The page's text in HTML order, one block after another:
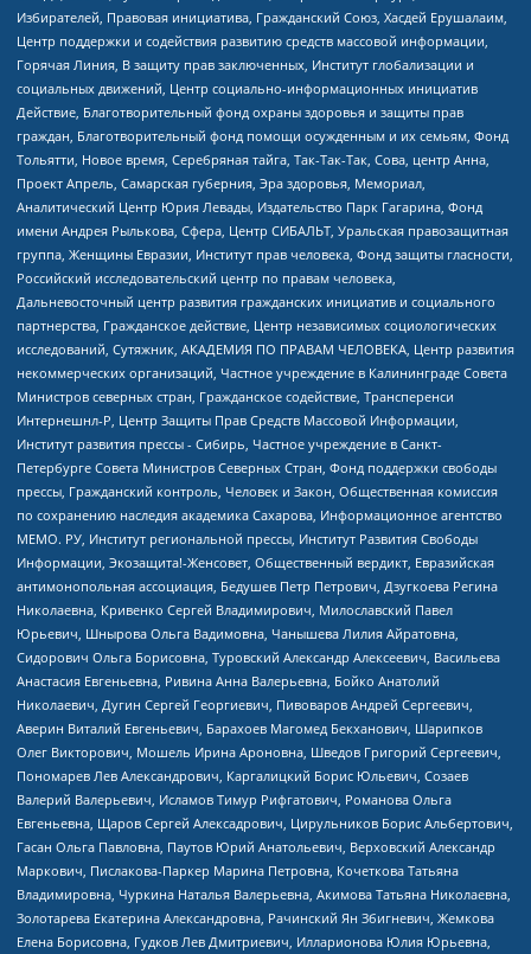
Избирателей, Правовая инициатива, Гражданский Союз, Хасдей Ерушалаим,
Центр поддержки и содействия развитию средств массовой информации,
Горячая Линия, В защиту прав заключенных, Институт глобализации и
социальных движений, Центр социально-информационных инициатив
Действие, Благотворительный фонд охраны здоровья и защиты прав
граждан, Благотворительный фонд помощи осужденным и их семьям, Фонд
Тольятти, Новое время, Серебряная тайга, Так-Так-Так, Сова, центр Анна,
Проект Апрель, Самарская губерния, Эра здоровья, Мемориал,
Аналитический Центр Юрия Левады, Издательство Парк Гагарина, Фонд
имени Андрея Рылькова, Сфера, Центр СИБАЛЬТ, Уральская правозащитная
группа, Женщины Евразии, Институт прав человека, Фонд защиты гласности,
Российский исследовательский центр по правам человека,
Дальневосточный центр развития гражданских инициатив и социального
партнерства, Гражданское действие, Центр независимых социологических
исследований, Сутяжник, АКАДЕМИЯ ПО ПРАВАМ ЧЕЛОВЕКА, Центр развития
некоммерческих организаций, Частное учреждение в Калининграде Совета
Министров северных стран, Гражданское содействие, Трансперенси
Интернешнл-Р, Центр Защиты Прав Средств Массовой Информации,
Институт развития прессы - Сибирь, Частное учреждение в Санкт-
Петербурге Совета Министров Северных Стран, Фонд поддержки свободы
прессы, Гражданский контроль, Человек и Закон, Общественная комиссия
по сохранению наследия академика Сахарова, Информационное агентство
МЕМО. РУ, Институт региональной прессы, Институт Развития Свободы
Информации, Экозащита!-Женсовет, Общественный вердикт, Евразийская
антимонопольная ассоциация, Бедушев Петр Петрович, Дзугкоева Регина
Николаевна, Кривенко Сергей Владимирович, Милославский Павел
Юрьевич, Шнырова Ольга Вадимовна, Чанышева Лилия Айратовна,
Сидорович Ольга Борисовна, Туровский Александр Алексеевич, Васильева
Анастасия Евгеньевна, Ривина Анна Валерьевна, Бойко Анатолий
Николаевич, Дугин Сергей Георгиевич, Пивоваров Андрей Сергеевич,
Аверин Виталий Евгеньевич, Барахоев Магомед Бекханович, Шарипков
Олег Викторович, Мошель Ирина Ароновна, Шведов Григорий Сергеевич,
Пономарев Лев Александрович, Каргалицкий Борис Юльевич, Созаев
Валерий Валерьевич, Исламов Тимур Рифгатович, Романова Ольга
Евгеньевна, Щаров Сергей Алексадрович, Цирульников Борис Альбертович,
Гасан Ольга Павловна, Паутов Юрий Анатольевич, Верховский Александр
Маркович, Пислакова-Паркер Марина Петровна, Кочеткова Татьяна
Владимировна, Чуркина Наталья Валерьевна, Акимова Татьяна Николаевна,
Золотарева Екатерина Александровна, Рачинский Ян Збигневич, Жемкова
Елена Борисовна, Гудков Лев Дмитриевич, Илларионова Юлия Юрьевна,